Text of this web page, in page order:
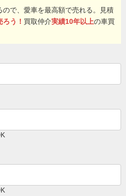
で、愛車を最高額で売れる。見積
う！ 買取仲介実績10年以上の車買